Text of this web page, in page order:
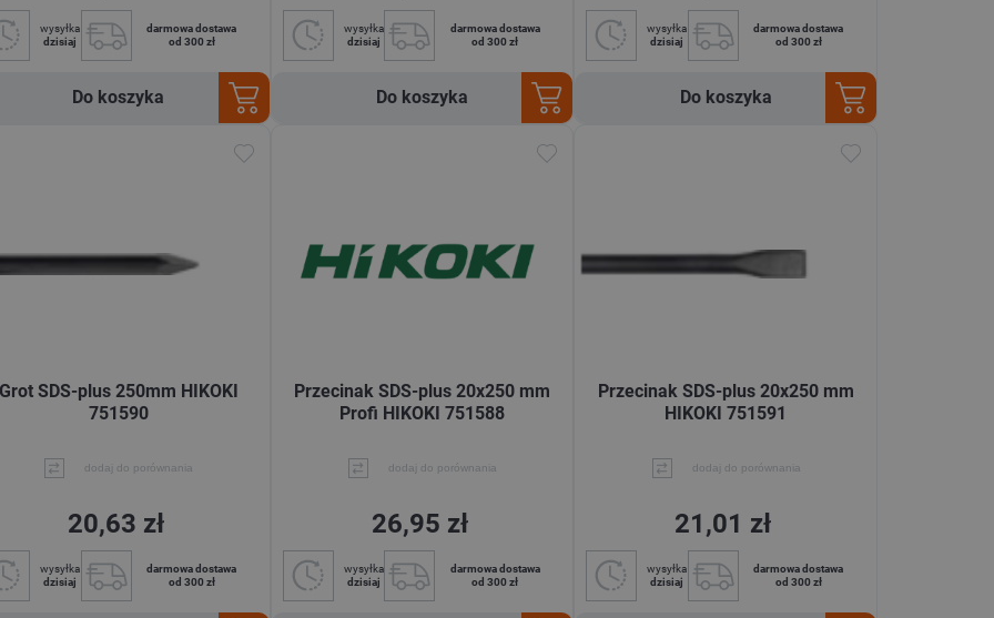
wysyłka
dzisiaj
darmowa dostawa
od 300 zł
Do koszyka
wysyłka
dzisiaj
darmowa dostawa
od 300 zł
Do koszyka
wysyłka
dzisiaj
darmowa dostawa
od 300 zł
Do koszyka
SDS-plus 250mm HIKOKI
751590
dodaj do porównania
20,63 zł
wysyłka
dzisiaj
darmowa dostawa
od 300 zł
Przecinak SDS-plus 20x250 mm
Profi HIKOKI 751588
dodaj do porównania
26,95 zł
wysyłka
dzisiaj
darmowa dostawa
od 300 zł
Przecinak SDS-plus 20x250 mm
HIKOKI 751591
dodaj do porównania
21,01 zł
wysyłka
dzisiaj
darmowa dostawa
od 300 zł